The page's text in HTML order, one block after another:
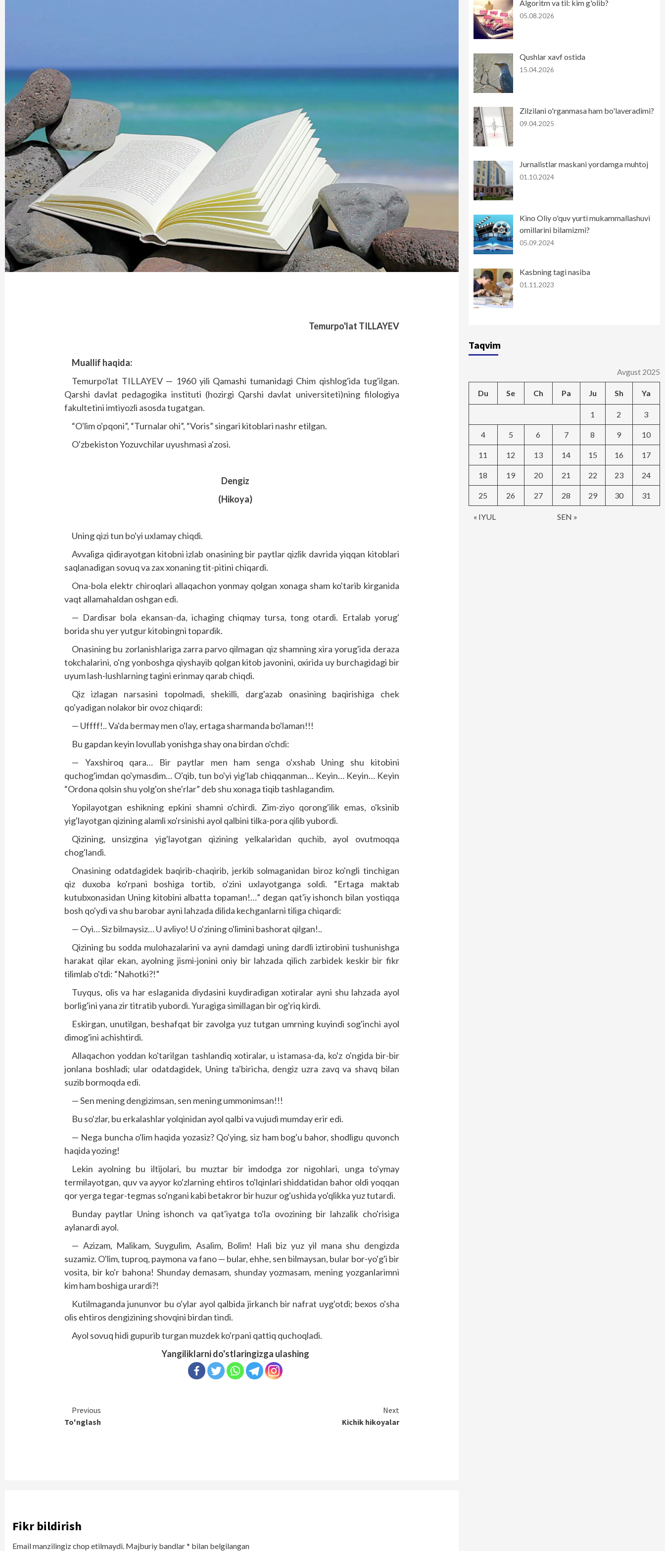
Temurpo'lat TILLAYEV
Muallif haqida:
Temurpo'lat TILLAYEV — 1960 yili Qamashi tumanidagi Chim qishlog'ida tug'ilgan.
Qarshi davlat pedagogika instituti (hozirgi Qarshi davlat universiteti)ning filologiya
fakultetini imtiyozli asosda tugatgan.
“O'lim o'pqoni”, “Turnalar ohi”, “Voris” singari kitoblari nashr etilgan.
O'zbekiston Yozuvchilar uyushmasi a'zosi.
Dengiz
(Hikoya)
Uning qizi tun bo'yi uxlamay chiqdi.
Avvaliga qidirayotgan kitobni izlab onasining bir paytlar qizlik davrida yiqqan kitoblari
saqlanadigan sovuq va zax xonaning tit-pitini chiqardi.
Ona-bola elektr chiroqlari allaqachon yonmay qolgan xonaga sham ko'tarib kirganida
vaqt allamahaldan oshgan edi.
— Dardisar bola ekansan-da, ichaging chiqmay tursa, tong otardi. Ertalab yorug'
borida shu yer yutgur kitobingni topardik.
Onasining bu zorlanishlariga zarra parvo qilmagan qiz shamning xira yorug'ida deraza
tokchalarini, o'ng yonboshga qiyshayib qolgan kitob javonini, oxirida uy burchagidagi bir
uyum lash-lushlarning tagini erinmay qarab chiqdi.
Qiz izlagan narsasini topolmadi, shekilli, darg'azab onasining baqirishiga chek
qo'yadigan nolakor bir ovoz chiqardi:
— Uffff!.. Va'da bermay men o'lay, ertaga sharmanda bo'laman!!!
Bu gapdan keyin lovullab yonishga shay ona birdan o'chdi:
— Yaxshiroq qara… Bir paytlar men ham senga o'xshab Uning shu kitobini
quchog'imdan qo'ymasdim… O'qib, tun bo'yi yig'lab chiqqanman… Keyin… Keyin… Keyin
“Ordona qolsin shu yolg'on she'rlar” deb shu xonaga tiqib tashlagandim.
Yopilayotgan eshikning epkini shamni o'chirdi. Zim-ziyo qorong'ilik emas, o'ksinib
yig'layotgan qizining alamli xo'rsinishi ayol qalbini tilka-pora qilib yubordi.
Qizining, unsizgina yig'layotgan qizining yelkalaridan quchib, ayol ovutmoqqa
chog'landi.
Onasining odatdagidek baqirib-chaqirib, jerkib solmaganidan biroz ko'ngli tinchigan
qiz duxoba ko'rpani boshiga tortib, o'zini uxlayotganga soldi. “Ertaga maktab
kutubxonasidan Uning kitobini albatta topaman!…” degan qat'iy ishonch bilan yostiqqa
bosh qo'ydi va shu barobar ayni lahzada dilida kechganlarni tiliga chiqardi:
— Oyi… Siz bilmaysiz… U avliyo! U o'zining o'limini bashorat qilgan!..
Qizining bu sodda mulohazalarini va ayni damdagi uning dardli iztirobini tushunishga
harakat qilar ekan, ayolning jismi-jonini oniy bir lahzada qilich zarbidek keskir bir fikr
tilimlab o'tdi: “Nahotki?!”
Tuyqus, olis va har eslaganida diydasini kuydiradigan xotiralar ayni shu lahzada ayol
borlig'ini yana zir titratib yubordi. Yuragiga simillagan bir og'riq kirdi.
Eskirgan, unutilgan, beshafqat bir zavolga yuz tutgan umrning kuyindi sog'inchi ayol
dimog'ini achishtirdi.
Allaqachon yoddan ko'tarilgan tashlandiq xotiralar, u istamasa-da, ko'z o'ngida bir-bir
jonlana boshladi; ular odatdagidek, Uning ta'biricha, dengiz uzra zavq va shavq bilan
suzib bormoqda edi.
— Sen mening dengizimsan, sen mening ummonimsan!!!
Bu so'zlar, bu erkalashlar yolqinidan ayol qalbi va vujudi mumday erir edi.
— Nega buncha o'lim haqida yozasiz? Qo'ying, siz ham bog'u bahor, shodligu quvonch
haqida yozing!
Lekin ayolning bu iltijolari, bu muztar bir imdodga zor nigohlari, unga to'ymay
termilayotgan, quv va ayyor ko'zlarning ehtiros to'lqinlari shiddatidan bahor oldi yoqqan
qor yerga tegar-tegmas so'ngani kabi betakror bir huzur og'ushida yo'qlikka yuz tutardi.
Bunday paytlar Uning ishonch va qat'iyatga to'la ovozining bir lahzalik cho'risiga
aylanardi ayol.
— Azizam, Malikam, Suygulim, Asalim, Bolim! Hali biz yuz yil mana shu dengizda
suzamiz. O'lim, tuproq, paymona va fano — bular, ehhe, sen bilmaysan, bular bor-yo'g'i bir
vosita, bir ko'r bahona! Shunday demasam, shunday yozmasam, mening yozganlarimni
kim ham boshiga urardi?!
Kutilmaganda jununvor bu o'ylar ayol qalbida jirkanch bir nafrat uyg'otdi; bexos o'sha
olis ehtiros dengizining shovqini birdan tindi.
Ayol sovuq hidi gupurib turgan muzdek ko'rpani qattiq quchoqladi.
Yangiliklarni do'stlaringizga ulashing
Continue
Reading
Previous
To'nglash
Next
Kichik hikoyalar
Fikr bildirish
Email manzilingiz chop etilmaydi. Majburiy bandlar* bilan belgilangan
Algoritm va til: kim g'olib?
05.08.2026
Qushlar xavf ostida
15.04.2026
Zilzilani o'rganmasa ham bo'laveradimi?
09.04.2025
Jurnalistlar maskani yordamga muhtoj
01.10.2024
Kino Oliy o'quv yurti mukammallashuvi
omillarini bilamizmi?
05.09.2024
Kasbning tagi nasiba
01.11.2023
Taqvim
Avgust 2025
Du Se Ch Pa Ju Sh Ya
« IYUL SEN »
1 2 3
4 5 6 7 8 9 10
11 12 13 14 15 16 17
18 19 20 21 22 23 24
25 26 27 28 29 30 31